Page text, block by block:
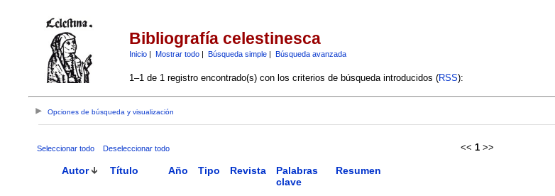
Bibliografía celestinesca
Inicio| Mostrar todo| Búsqueda simple| Búsqueda avanzada
1–1 de 1 registro encontrado(s) con los criterios de búsqueda introducidos (RSS):
Opciones de búsqueda y visualización
Seleccionar todo Deseleccionar todo << 1 >>
Autor Título Año Tipo Revista
Palabras
clave
Resumen